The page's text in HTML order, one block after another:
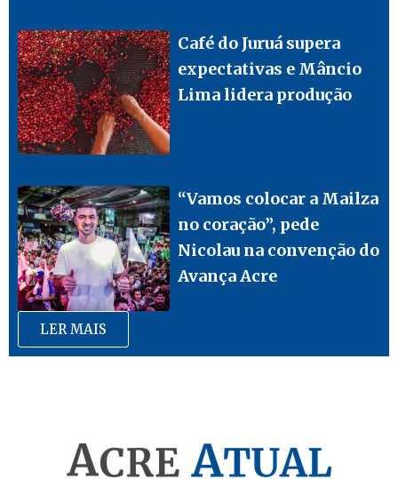
Café do Juruá supera
expectativas e Mâncio
Lima lidera produção
“Vamos colocar a Mailza
no coração”, pede
Nicolau na convenção do
Avança Acre
LER MAIS